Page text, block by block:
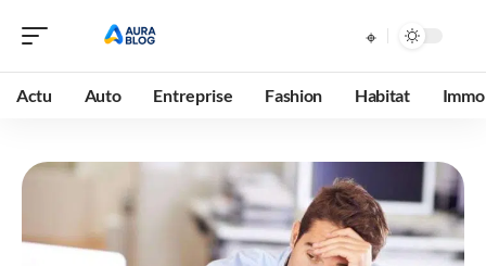
Actu Auto Entreprise Fashion Habitat